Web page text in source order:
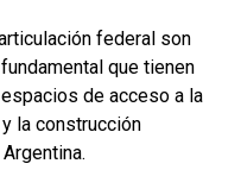
federal son
que tienen
de acceso a la
la construcción